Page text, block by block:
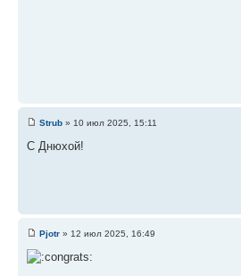
Strub » 10 июл 2025, 15:11
С Днюхой!
Pjotr » 12 июл 2025, 16:49